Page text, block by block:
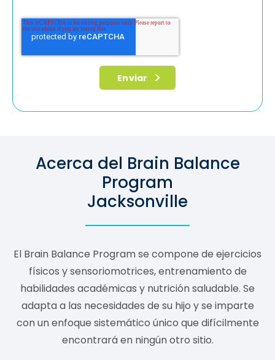
Acerca del Brain Balance
Program
Jacksonville
El Brain Balance Program se compone de ejercicios
físicos y sensoriomotrices, entrenamiento de
habilidades académicas y nutrición saludable. Se
adapta a las necesidades de su hijo y se imparte
con un enfoque sistemático único que difícilmente
encontrará en ningún otro sitio.